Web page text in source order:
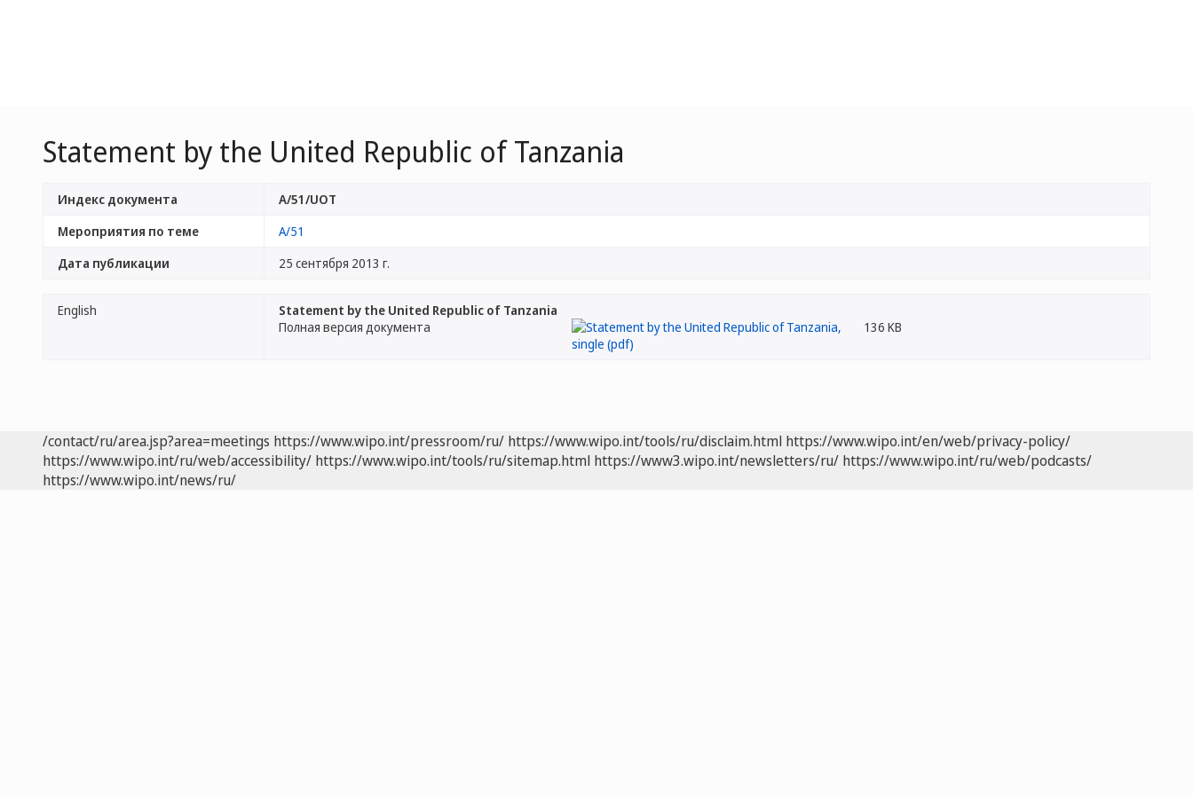
Statement by the United Republic of Tanzania
Индекс документа
A/51/UOT
Мероприятия по теме
A/51
Дата публикации
25 сентября 2013 г.
English
Statement by the United Republic of Tanzania
Полная версия документа
136 KB
/contact/ru/area.jsp?area=meetings https://www.wipo.int/pressroom/ru/ https://www.wipo.int/tools/ru/disclaim.html https://www.wipo.int/en/web/privacy-policy/
https://www.wipo.int/ru/web/accessibility/ https://www.wipo.int/tools/ru/sitemap.html https://www3.wipo.int/newsletters/ru/ https://www.wipo.int/ru/web/podcasts/
https://www.wipo.int/news/ru/